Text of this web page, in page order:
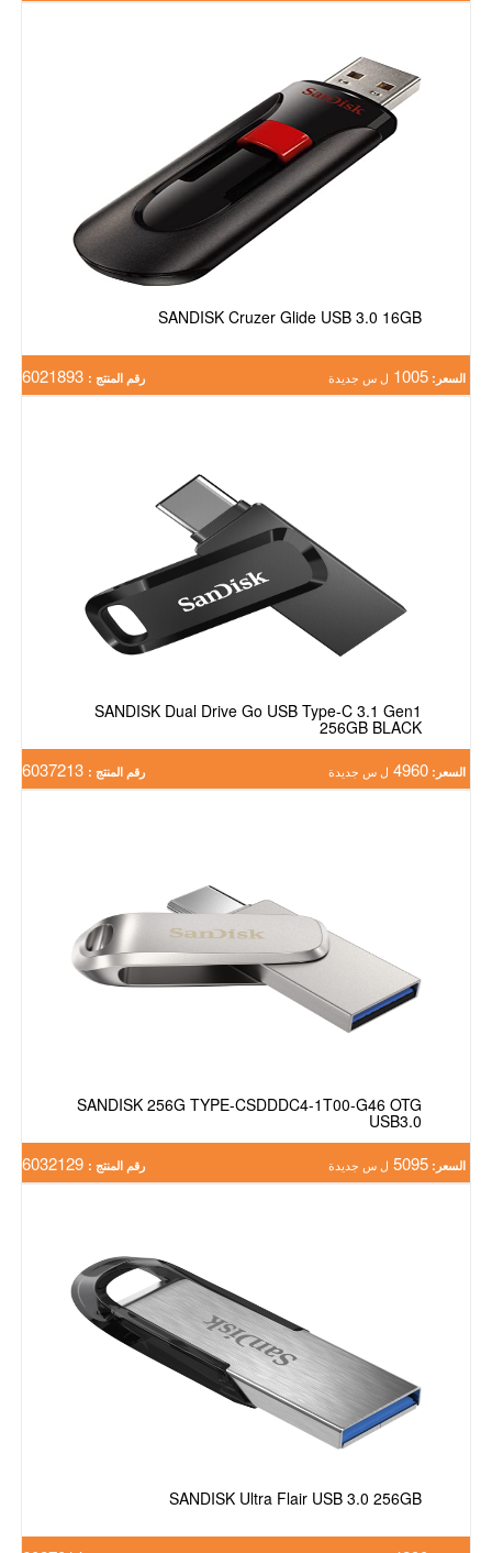
SANDISK Cruzer Glide USB 3.0 16GB
السعر: 1005 ل س جديدة رقم المنتج :
SANDISK Dual Drive Go USB Type-C 3.1 Gen1
256GB BLACK
السعر: 4960 ل س جديدة رقم المنتج :
SANDISK 256G TYPE-CSDDDC4-1T00-G46 OTG
USB3.0
السعر: 5095 ل س جديدة رقم المنتج :
SANDISK Ultra Flair USB 3.0 256GB